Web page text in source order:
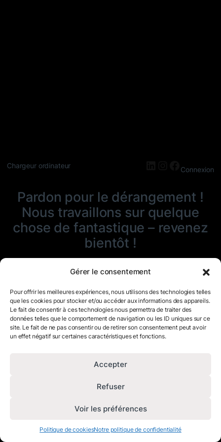
Gérer le consentement
Pour offrir les meilleures expériences, nous utilisons des technologies telles
que les cookies pour stocker et/ou accéder aux informations des appareils.
Le fait de consentir à ces technologies nous permettra de traiter des
données telles que le comportement de navigation ou les ID uniques sur ce
site. Le fait de ne pas consentir ou de retirer son consentement peut avoir
un effet négatif sur certaines caractéristiques et fonctions.
Accepter
Refuser
Voir les préférences
Politique de cookiesNotre politique de confidentialité
Chargeur ordinateur LinkedIn
Instagram
Connexion
Pardon pour le dérangement !
Nous travaillons sur quelque
chose de fantastique – revenez
bientôt !